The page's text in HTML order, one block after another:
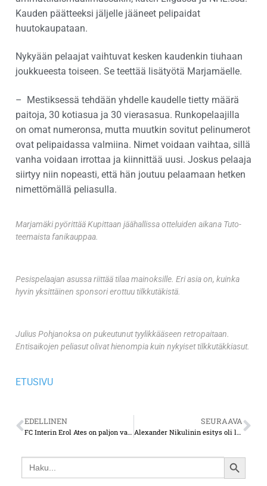
Kauden päätteeksi jäljelle jääneet pelipaidat
huutokaupataan.
Nykyään pelaajat vaihtuvat kesken kaudenkin tiuhaan
joukkueesta toiseen. Se teettää lisätyötä Marjamäelle.
– Mestiksessä tehdään yhdelle kaudelle tietty määrä
paitoja, 30 kotiasua ja 30 vierasasua. Runkopelaajilla
on omat numeronsa, mutta muutkin sovitut pelinumerot
ovat pelipaidassa valmiina. Nimet voidaan vaihtaa, sillä
vanha voidaan irrottaa ja kiinnittää uusi. Joskus pelaaja
siirtyy niin nopeasti, että hän joutuu pelaamaan hetken
nimettömällä peliasulla.
Marjamäki pyörittää Kupittaan jäähallissa otteluiden aikana Tuto-
teemaista fanikauppaa.
Pesispelaajan asussa riittää tilaa mainoksille. Eri asia on, kuinka
hyvin yksittäinen sponsori erottuu tilkkutäkistä.
Julius Pohjanoksa on pukeutunut tyylikkääseen retropaitaan.
Entisaikojen peliasut olivat hienompia kuin nykyiset tilkkutäkkiasut.
ETUSIVU
EDELLINEN
FC Interin Erol Ates on paljon vartijana
SEURAAVA
Alexander Nikulinin esitys oli lupauksia herättävä
for:
SEARCH